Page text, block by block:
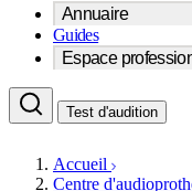
Annuaire
Trouvez un
Centre
Médecins
Écoles
Guides
Espace
Acteurs et services
Fournisseurs
Services ORL
Test d'audition
Accueil
Centre